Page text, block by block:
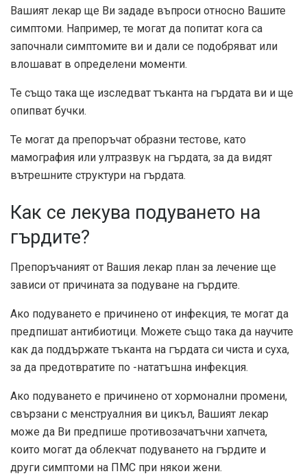
Вашият лекар ще Ви зададе въпроси относно Вашите
симптоми. Например, те могат да попитат кога са
започнали симптомите ви и дали се подобряват или
влошават в определени моменти.
Те също така ще изследват тъканта на гърдата ви и ще
опипват бучки.
Те могат да препоръчат образни тестове, като
мамография или ултразвук на гърдата, за да видят
вътрешните структури на гърдата.
Как се лекува подуването на
гърдите?
Препоръчаният от Вашия лекар план за лечение ще
зависи от причината за подуване на гърдите.
Ако подуването е причинено от инфекция, те могат да
предпишат антибиотици. Можете също така да научите
как да поддържате тъканта на гърдата си чиста и суха,
за да предотвратите по -нататъшна инфекция.
Ако подуването е причинено от хормонални промени,
свързани с менструалния ви цикъл, Вашият лекар
може да Ви предпише противозачатъчни хапчета,
които могат да облекчат подуването на гърдите и
други симптоми на ПМС при някои жени.